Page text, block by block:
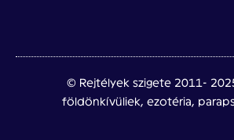
© Rejtélyek szigete 2011-
földönkívüliek, ezotéria,